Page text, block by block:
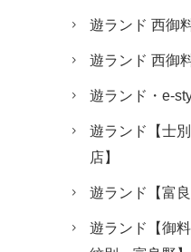
遊ランド 西御
遊ランド 西御
遊ランド・e-
遊ランド【士
店】
遊ランド【富良
遊ランド【御